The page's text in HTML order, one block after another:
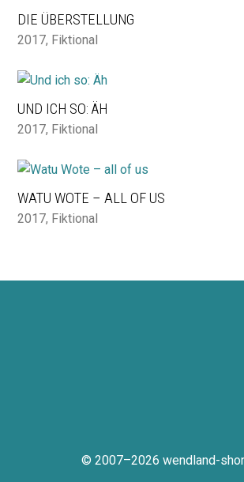
DIE ÜBERSTELLUNG
2017, Fiktional
UND ICH SO: ÄH
2017, Fiktional
WATU WOTE – ALL OF US
2017, Fiktional
© 2007–2026 wendland-